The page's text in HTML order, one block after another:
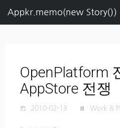
Appkr.memo(new Story())
OpenPlatform
AppStore 전쟁
today 2010-02-13 Work &